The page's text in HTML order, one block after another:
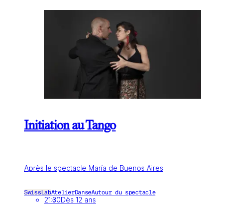
Initiation au Tango
Après le spectacle María de Buenos Aires
SwissLabAtelierDanseAutour du spectacle
21:30Dès 12 ans